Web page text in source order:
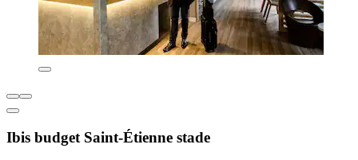
Ibis budget Saint-Étienne stade